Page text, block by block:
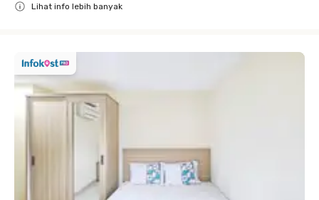
Lihat info lebih banyak